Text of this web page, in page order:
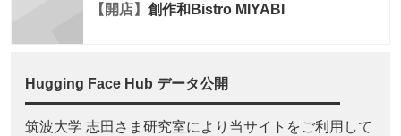
【開店】 創作和Bistro MIYABI
Hugging Face Hub データ公開
筑波大学 志田さま研究室により当サイトをご利用して